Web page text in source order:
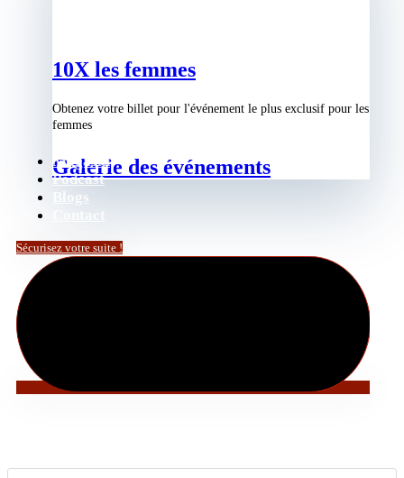
10X les femmes
Obtenez votre billet pour l'événement le plus exclusif pour les
femmes
Galerie des événements
Magasin
Podcast
Blogs
Sécurisez votre suite !